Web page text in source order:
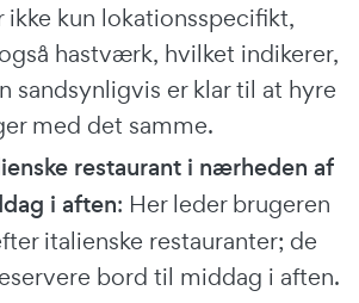
ikke kun lokationsspecifikt,
hastværk, hvilket indikerer,
sandsynligvis er klar til at hyre
med det samme.
restaurant i nærheden af
i aften: Her leder brugeren
italienske restauranter; de
bord til middag i aften.